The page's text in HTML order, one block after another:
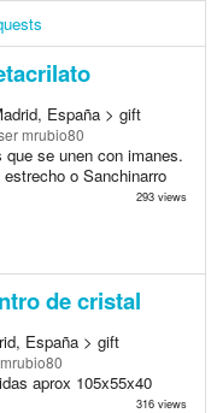
España > gift
mrubio80
se unen con imanes.
o Sanchinarro
293 views
de cristal
España > gift
aprox 105x55x40
316 views